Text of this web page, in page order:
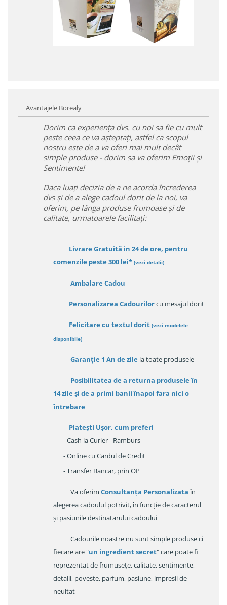
Avantajele Borealy
Dorim ca experiența dvs. cu noi sa fie cu mult
peste ceea ce va așteptați, astfel ca scopul
nostru este de a va oferi mai mult decât
simple produse - dorim sa va oferim Emoții și
Sentimente!
Daca luați decizia de a ne acorda încrederea
dvs și de a alege cadoul dorit de la noi, va
oferim, pe lânga produse frumoase și de
calitate, urmatoarele facilitați:
Livrare Gratuită in 24 de ore, pentru
comenzile peste 300 lei* (vezi detalii)
Ambalare Cadou
Personalizarea Cadourilorcu mesajul dorit
Felicitare cu textul dorit (vezi modelele
disponibile)
Garanție 1 An de zile la toate produsele
Posibilitatea de a returna produsele în
14 zileși de a primi banii înapoi fara nici o
întrebare
Platești Ușor, cum preferi
- Cash la Curier - Ramburs
- Online cu Cardul de Credit
- Transfer Bancar, prin OP
Va oferim Consultanța Personalizataîn
alegerea cadoulul potrivit, în funcție de caracterul
și pasiunile destinatarului cadoului
Cadourile noastre nu sunt simple produse ci
fiecare are "un ingredient secret" care poate fi
reprezentat de frumusețe, calitate, sentimente,
detalii, poveste, parfum, pasiune, impresii de
neuitat